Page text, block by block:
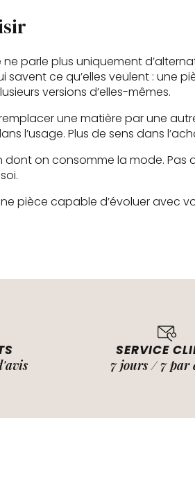
parle plus uniquement
savent ce qu’elles veulent : une
versions d’elles-mêmes.
une matière par une
l’usage. Plus de sens dans
dont on consomme la mode.
pièce capable d’évoluer avec
SERVICE
7 jours / 7 par